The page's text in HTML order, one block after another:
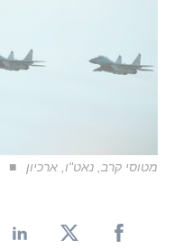
מטוסי קרב, נאט"ו, ארכיון